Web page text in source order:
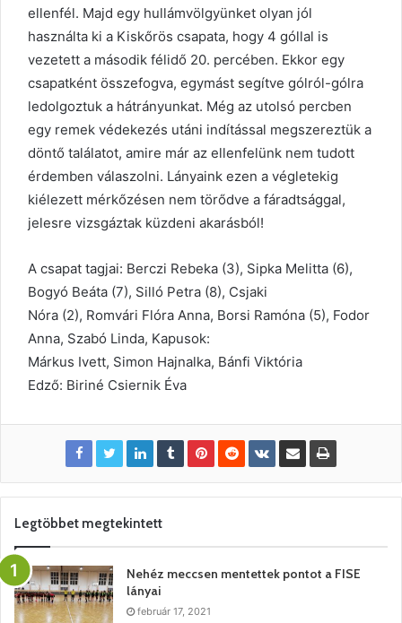
ellenfél. Majd egy hullámvölgyünket olyan jól
használta ki a Kiskőrös csapata, hogy 4 góllal is
vezetett a második félidő 20. percében. Ekkor egy
csapatként összefogva, egymást segítve gólról-gólra
ledolgoztuk a hátrányunkat. Még az utolsó percben
egy remek védekezés utáni indítással megszereztük a
döntő találatot, amire már az ellenfelünk nem tudott
érdemben válaszolni. Lányaink ezen a végletekig
kiélezett mérkőzésen nem törődve a fáradtsággal,
jelesre vizsgáztak küzdeni akarásból!
A csapat tagjai: Berczi Rebeka (3), Sipka Melitta (6),
Bogyó Beáta (7), Silló Petra (8), Csjaki
Nóra (2), Romvári Flóra Anna, Borsi Ramóna (5), Fodor
Anna, Szabó Linda, Kapusok:
Márkus Ivett, Simon Hajnalka, Bánfi Viktória
Edző: Biriné Csiernik Éva
Legtöbbet megtekintett
Nehéz meccsen mentettek pontot a FISE
lányai
február 17, 2021